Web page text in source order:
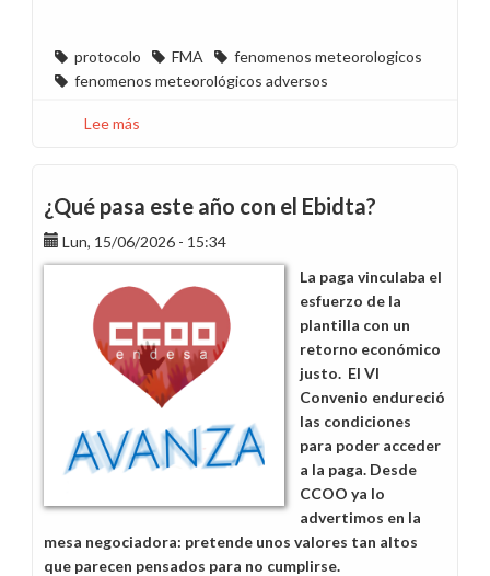
protocolo FMA
fenomenos meteorologicos
fenomenos meteorológicos adversos
Lee más
incertidumbre
garantizada
¿Qué pasa este año con el Ebidta?
Lun, 15/06/2026 - 15:34
La paga vinculaba el
esfuerzo de la
plantilla con un
retorno económico
justo. El VI
Convenio endureció
las condiciones
para poder acceder
a la paga. Desde
CCOO ya lo
advertimos en la
mesa negociadora: pretende unos valores tan altos
que parecen pensados para no cumplirse.